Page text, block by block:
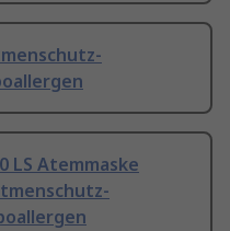
LS Atemmaske